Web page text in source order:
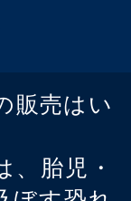
販売はい
、胎児・